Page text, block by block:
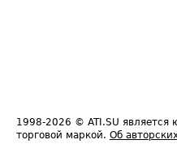
1998-2026 © ATI.SU является
торговой маркой. Об